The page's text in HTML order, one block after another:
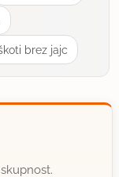
brez jajc